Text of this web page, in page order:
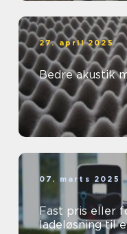
27. april 2025
Bedre akustik
07. marts 2025
Fast pris eller
ladeløsning til